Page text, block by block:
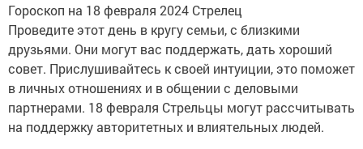
Гороскоп на 18 февраля 2024 Стрелец
Проведите этот день в кругу семьи, с близкими
друзьями. Они могут вас поддержать, дать хороший
совет. Прислушивайтесь к своей интуиции, это поможет
в личных отношениях и в общении с деловыми
партнерами. 18 февраля Стрельцы могут рассчитывать
на поддержку авторитетных и влиятельных людей.